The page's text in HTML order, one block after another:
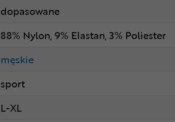
dopasowane
88% Nylon, 9% Elastan, 3% Poliester
męskie
sport
L-XL